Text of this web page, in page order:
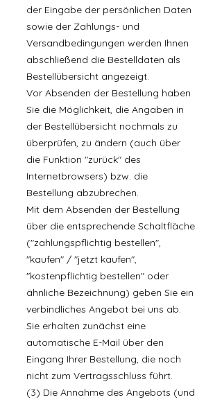
der Eingabe der persönlichen Daten
sowie der Zahlungs- und
Versandbedingungen werden Ihnen
abschließend die Bestelldaten als
Bestellübersicht angezeigt.
Vor Absenden der Bestellung haben
Sie die Möglichkeit, die Angaben in
der Bestellübersicht nochmals zu
überprüfen, zu ändern (auch über
die Funktion "zurück" des
Internetbrowsers) bzw. die
Bestellung abzubrechen.
Mit dem Absenden der Bestellung
über die entsprechende Schaltfläche
("zahlungspflichtig bestellen",
"kaufen" / "jetzt kaufen",
"kostenpflichtig bestellen" oder
ähnliche Bezeichnung) geben Sie ein
verbindliches Angebot bei uns ab.
Sie erhalten zunächst eine
automatische E-Mail über den
Eingang Ihrer Bestellung, die noch
nicht zum Vertragsschluss führt.
(3) Die Annahme des Angebots (und